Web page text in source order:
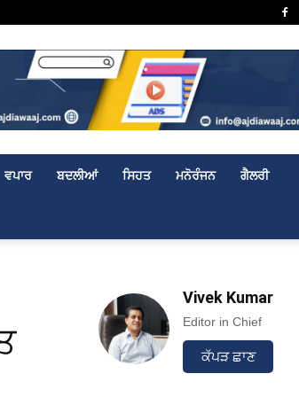
ਵਪਾਰ ਬਦਲੀਆਂ ਸਿਹਤ ਮਨੋਰੰਜਨ ਗੈਲਰੀ
Vivek Kumar
Editor in Chief
ਕੱਪੜ ਛਾਣ